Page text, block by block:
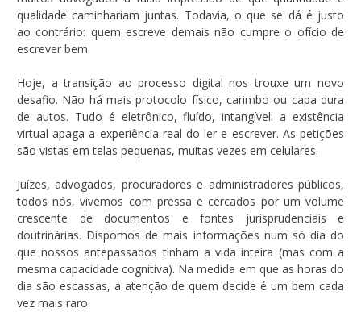
qualidade caminhariam juntas. Todavia, o que se dá é justo
ao contrário: quem escreve demais não cumpre o ofício de
escrever bem.
Hoje, a transição ao processo digital nos trouxe um novo
desafio. Não há mais protocolo físico, carimbo ou capa dura
de autos. Tudo é eletrônico, fluído, intangível: a existência
virtual apaga a experiência real do ler e escrever. As petições
são vistas em telas pequenas, muitas vezes em celulares.
Juízes, advogados, procuradores e administradores públicos,
todos nós, vivemos com pressa e cercados por um volume
crescente de documentos e fontes jurisprudenciais e
doutrinárias. Dispomos de mais informações num só dia do
que nossos antepassados tinham a vida inteira (mas com a
mesma capacidade cognitiva). Na medida em que as horas do
dia são escassas, a atenção de quem decide é um bem cada
vez mais raro.